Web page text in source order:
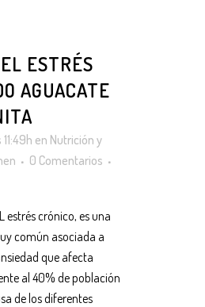
ESTRÉS
AGUACATE
en Nutrición y
0 Comentarios
estrés crónico, es una
común asociada a
que afecta
al 40% de población
de los diferentes